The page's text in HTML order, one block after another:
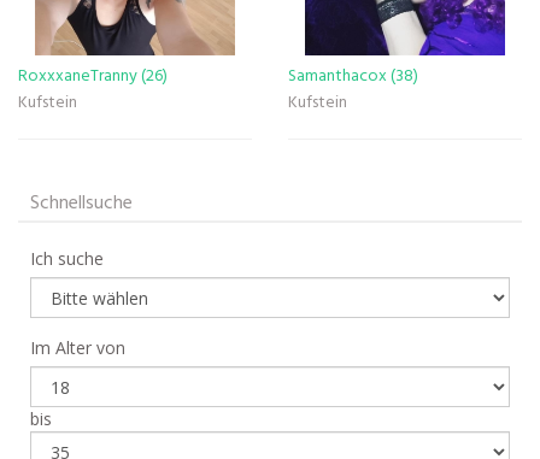
RoxxxaneTranny (26)
Kufstein
Samanthacox (38)
Kufstein
Schnellsuche
Ich suche
Im Alter von
bis